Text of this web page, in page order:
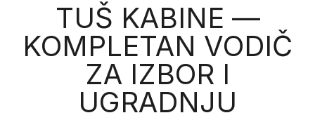
TUŠ KABINE —
KOMPLETAN VODIČ
ZA IZBOR I
UGRADNJU